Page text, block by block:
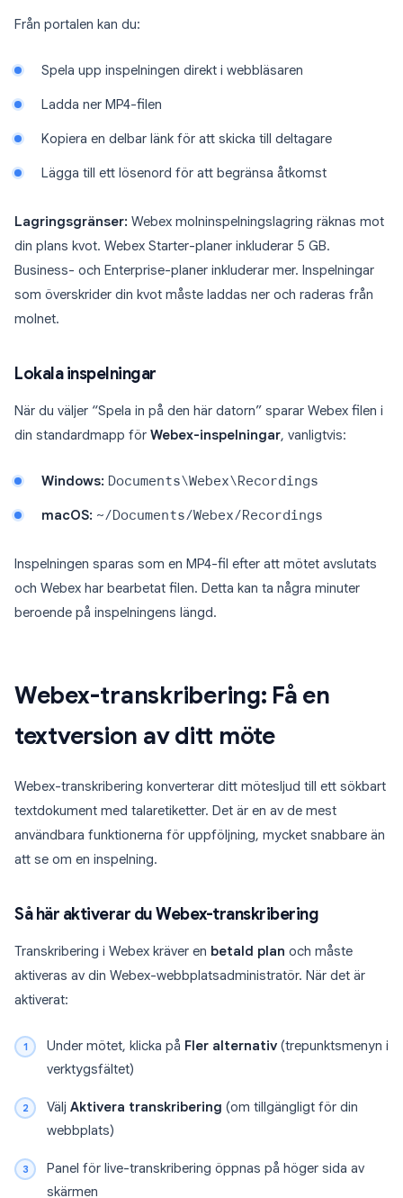
Från portalen kan du:
Spela upp inspelningen direkt i webbläsaren
Ladda ner MP4-filen
Kopiera en delbar länk för att skicka till deltagare
Lägga till ett lösenord för att begränsa åtkomst
Lagringsgränser: Webex molninspelningslagring räknas mot
din plans kvot. Webex Starter-planer inkluderar 5 GB.
Business- och Enterprise-planer inkluderar mer. Inspelningar
som överskrider din kvot måste laddas ner och raderas från
molnet.
Lokala inspelningar
När du väljer “Spela in på den här datorn” sparar Webex filen i
din standardmapp för Webex-inspelningar, vanligtvis:
Windows: Documents\Webex\Recordings
macOS: ~/Documents/Webex/Recordings
Inspelningen sparas som en MP4-fil efter att mötet avslutats
och Webex har bearbetat filen. Detta kan ta några minuter
beroende på inspelningens längd.
Webex-transkribering: Få en
textversion av ditt möte
Webex-transkribering konverterar ditt mötesljud till ett sökbart
textdokument med talaretiketter. Det är en av de mest
användbara funktionerna för uppföljning, mycket snabbare än
att se om en inspelning.
Så här aktiverar du Webex-transkribering
Transkribering i Webex kräver en betald plan och måste
aktiveras av din Webex-webbplatsadministratör. När det är
aktiverat:
Under mötet, klicka på Fler alternativ (trepunktsmenyn i
verktygsfältet)
Välj Aktivera transkribering (om tillgängligt för din
webbplats)
Panel för live-transkribering öppnas på höger sida av
skärmen